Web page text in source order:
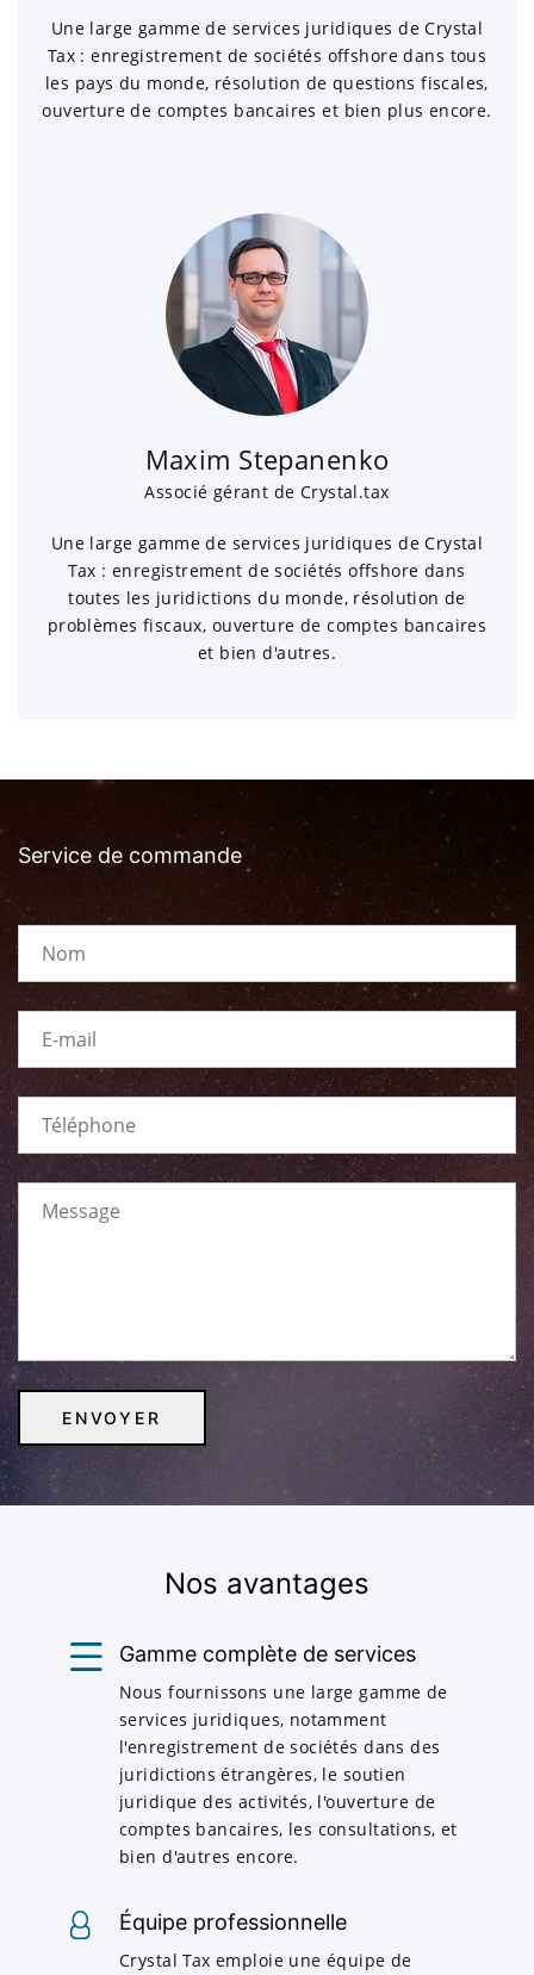
Une large gamme de services juridiques de Crystal
Tax : enregistrement de sociétés offshore dans tous
les pays du monde, résolution de questions fiscales,
ouverture de comptes bancaires et bien plus encore.
Maxim Stepanenko
Associé gérant de Crystal.tax
Une large gamme de services juridiques de Crystal
Tax : enregistrement de sociétés offshore dans
toutes les juridictions du monde, résolution de
problèmes fiscaux, ouverture de comptes bancaires
et bien d'autres.
Service de commande
Nos avantages
Gamme complète de services
Nous fournissons une large gamme de
services juridiques, notamment
l'enregistrement de sociétés dans des
juridictions étrangères, le soutien
juridique des activités, l'ouverture de
comptes bancaires, les consultations, et
bien d'autres encore.
Équipe professionnelle
Crystal Tax emploie une équipe de